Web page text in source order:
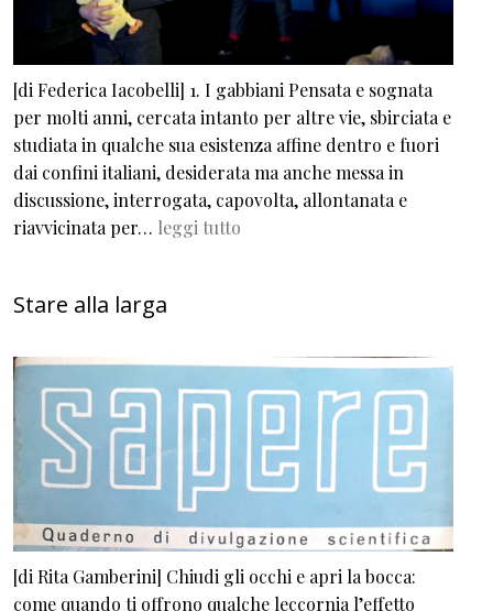
[di Federica Iacobelli] 1. I gabbiani Pensata e sognata
per molti anni, cercata intanto per altre vie, sbirciata e
studiata in qualche sua esistenza affine dentro e fuori
dai confini italiani, desiderata ma anche messa in
discussione, interrogata, capovolta, allontanata e
riavvicinata per… leggi tutto
Stare alla larga
[di Rita Gamberini] Chiudi gli occhi e apri la bocca:
come quando ti offrono qualche leccornia l’effetto